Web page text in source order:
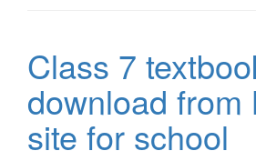
Class 7
download from
site for school